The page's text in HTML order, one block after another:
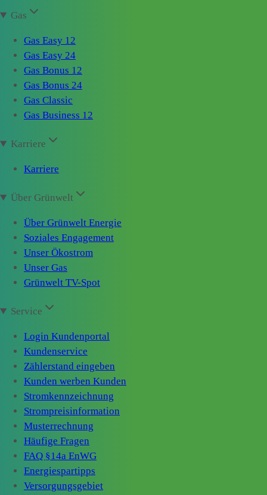
Gas
Gas Easy 12
Gas Easy 24
Gas Bonus 12
Gas Bonus 24
Gas Classic
Gas Business 12
Karriere
Karriere
Über Grünwelt
Über Grünwelt Energie
Soziales Engagement
Unser Ökostrom
Unser Gas
Grünwelt TV-Spot
Service
Login Kundenportal
Kundenservice
Zählerstand eingeben
Kunden werben Kunden
Stromkennzeichnung
Strompreisinformation
Musterrechnung
Häufige Fragen
FAQ §14a EnWG
Energiespartipps
Versorgungsgebiet